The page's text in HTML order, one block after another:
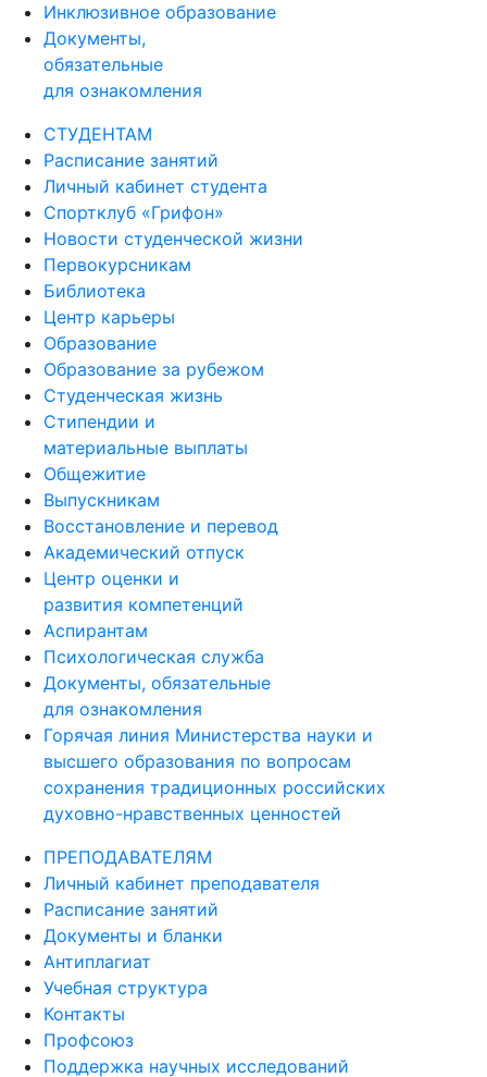
Инклюзивное образование
Документы,
обязательные
для ознакомления
СТУДЕНТАМ
Расписание занятий
Личный кабинет студента
Спортклуб «Грифон»
Новости студенческой жизни
Первокурсникам
Библиотека
Центр карьеры
Образование
Образование за рубежом
Студенческая жизнь
Стипендии и
материальные выплаты
Общежитие
Выпускникам
Восстановление и перевод
Академический отпуск
Центр оценки и
развития компетенций
Аспирантам
Психологическая служба
Документы, обязательные
для ознакомления
Горячая линия Министерства науки и
высшего образования по вопросам
сохранения традиционных российских
духовно-нравственных ценностей
ПРЕПОДАВАТЕЛЯМ
Личный кабинет преподавателя
Расписание занятий
Документы и бланки
Антиплагиат
Учебная структура
Контакты
Профсоюз
Поддержка научных исследований